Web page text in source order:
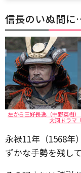
信長のいぬ間
左から三好⻑逸（中野英樹
大河ドラマ
永禄11年（1568年
ずかな手勢を残し